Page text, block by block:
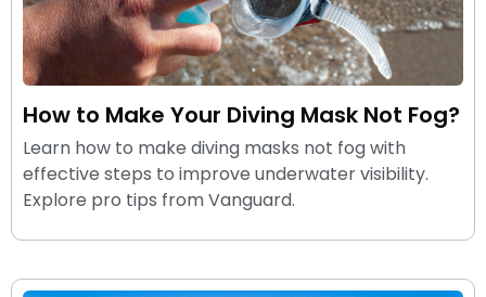
How to Make Your Diving Mask Not Fog?
Learn how to make diving masks not fog with
effective steps to improve underwater visibility.
Explore pro tips from Vanguard.